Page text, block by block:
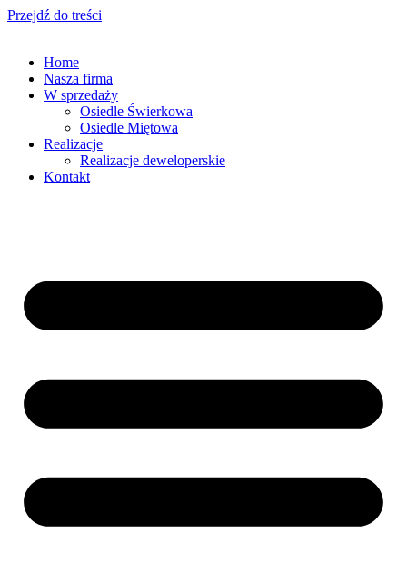
Przejdź do treści
Home
Nasza firma
W sprzedaży
Osiedle Świerkowa
Osiedle Miętowa
Realizacje
Realizacje deweloperskie
Kontakt